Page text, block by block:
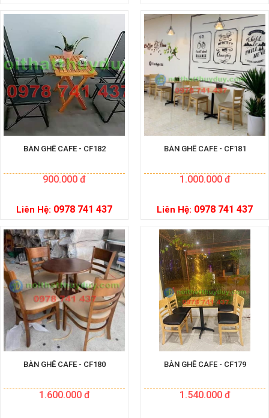
BÀN GHẾ CAFE - CF182
900.000 đ
Liên Hệ: 0978 741 437
BÀN GHẾ CAFE - CF181
1.000.000 đ
Liên Hệ: 0978 741 437
BÀN GHẾ CAFE - CF180
1.600.000 đ
BÀN GHẾ CAFE - CF179
1.540.000 đ